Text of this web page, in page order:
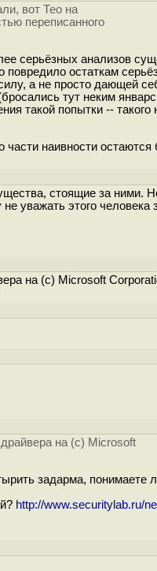
вот Тео на
переписанного
серьёзных анализов
остаткам
а не просто дающей
тут неким
такой попытки --
наивности
стоящие за ними.
уважать этого человека
на (c) Microsoft
на (c) Microsoft
задарма, понимаете
http://www.securitylab.ru/